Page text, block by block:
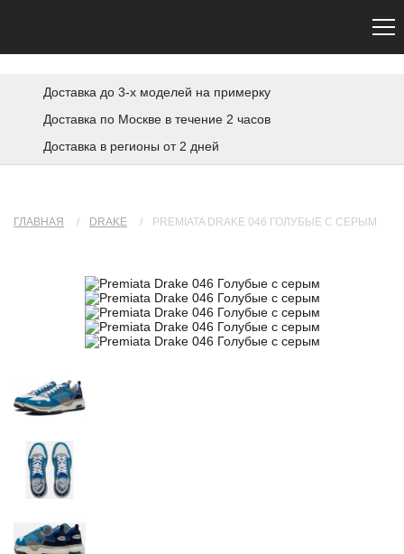
Доставка до 3-х моделей на примерку
Доставка по Москве в течение 2 часов
Доставка в регионы от 2 дней
ГЛАВНАЯ / DRAKE / PREMIATA DRAKE 046 ГОЛУБЫЕ С СЕРЫМ